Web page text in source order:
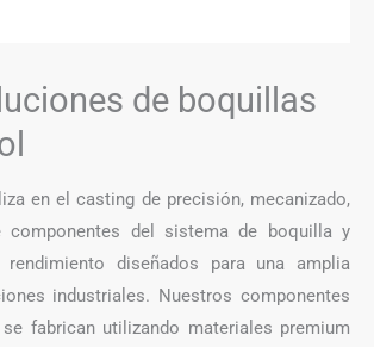
de boquillas
en el casting de precisión, mecanizado,
componentes del sistema de boquilla y
diseñados para una amplia
industriales. Nuestros componentes
fabrican utilizando materiales premium